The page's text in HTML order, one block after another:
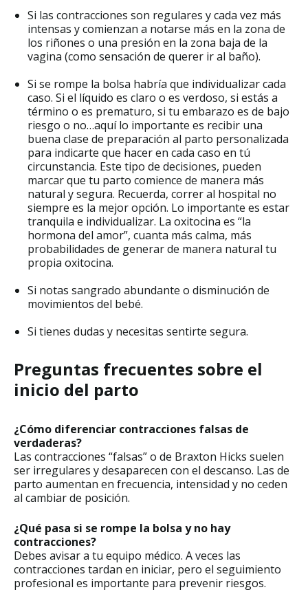
Si las contracciones son regulares y cada vez más
intensas y comienzan a notarse más en la zona de
los riñones o una presión en la zona baja de la
vagina (como sensación de querer ir al baño).
Si se rompe la bolsa habría que individualizar cada
caso. Si el líquido es claro o es verdoso, si estás a
término o es prematuro, si tu embarazo es de bajo
riesgo o no…aquí lo importante es recibir una
buena clase de preparación al parto personalizada
para indicarte que hacer en cada caso en tú
circunstancia. Este tipo de decisiones, pueden
marcar que tu parto comience de manera más
natural y segura. Recuerda, correr al hospital no
siempre es la mejor opción. Lo importante es estar
tranquila e individualizar. La oxitocina es “la
hormona del amor”, cuanta más calma, más
probabilidades de generar de manera natural tu
propia oxitocina.
Si notas sangrado abundante o disminución de
movimientos del bebé.
Si tienes dudas y necesitas sentirte segura.
Preguntas frecuentes sobre el
inicio del parto
¿Cómo diferenciar contracciones falsas de
verdaderas?
Las contracciones “falsas” o de Braxton Hicks suelen
ser irregulares y desaparecen con el descanso. Las de
parto aumentan en frecuencia, intensidad y no ceden
al cambiar de posición.
¿Qué pasa si se rompe la bolsa y no hay
contracciones?
Debes avisar a tu equipo médico. A veces las
contracciones tardan en iniciar, pero el seguimiento
profesional es importante para prevenir riesgos.